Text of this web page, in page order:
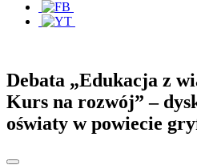
Debata „Edukacja z
Kurs na rozwój” –
oświaty w powiecie